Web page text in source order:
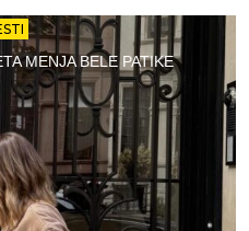
MENJA BELE PATIKE